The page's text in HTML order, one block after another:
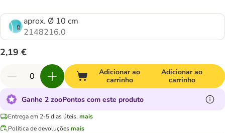
aprox. Ø 10 cm
2148216.0
2,19 €
Adicionar ao
carrinho
Adicionar ao
carrinho
Ganhe 2 zooPontos com este produto
Entrega em 2-5 dias úteis. mais
Política de devoluçõesmais